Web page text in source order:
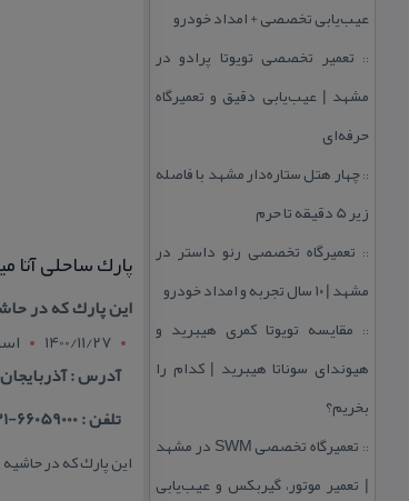
عیب‌یابی تخصصی + امداد خودرو
:: تعمیر تخصصی تویوتا پرادو در
مشهد | عیب‌یابی دقیق و تعمیرگاه
حرفه‌ای
::چهار هتل‌ ستاره‌دار مشهد با فاصله
زیر 5 دقیقه تا حرم
:: تعمیرگاه تخصصی رنو داستر در
مشهد | ۱۰ سال تجربه و امداد خودرو
:: مقایسه تویوتا كمری هیبرید و
هیوندای سوناتا هیبرید | كدام را
بخریم؟
::
تعمیرگاه تخصصی SWM در مشهد
| تعمیر موتور، گیربكس و عیب‌یابی
پارك ساحلی آتا
این پارك كه در
1400/11/27
آدرس :
تلفن : 66059000-021
این پارك كه در